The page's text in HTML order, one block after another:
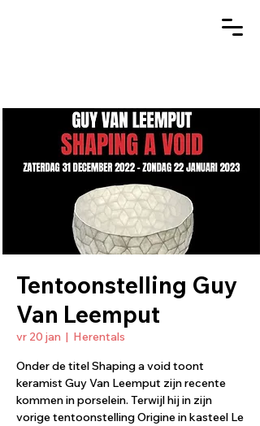
Tentoonstelling Guy
Van Leemput
vr 20 jan
  |
Herentals
Onder de titel Shaping a void toont
keramist Guy Van Leemput zijn recente
kommen in porselein. Terwijl hij in zijn
vorige tentoonstelling Origine in kasteel Le